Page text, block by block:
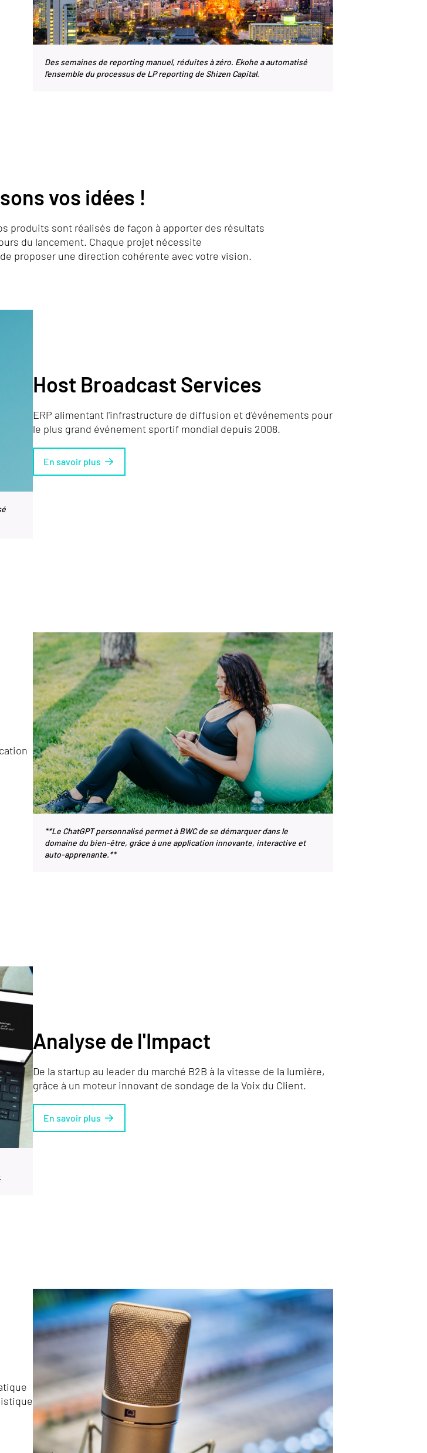
Des semaines de reporting manuel, réduites à zéro. Ekohe a automatisé
l'ensemble du processus de LP reporting de Shizen Capital.
vos idées !
produits sont réalisés de façon à apporter des résultats
du lancement. Chaque projet nécessite
proposer une direction cohérente avec votre vision.
Host Broadcast Services
ERP alimentant l'infrastructure de diffusion et d'événements pour
le plus grand événement sportif mondial depuis 2008.
En savoir plus
**Le ChatGPT personnalisé permet à BWC de se démarquer dans le
domaine du bien-être, grâce à une application innovante, interactive et
auto-apprenante.**
Analyse de l'Impact
De la startup au leader du marché B2B à la vitesse de la lumière,
grâce à un moteur innovant de sondage de la Voix du Client.
En savoir plus